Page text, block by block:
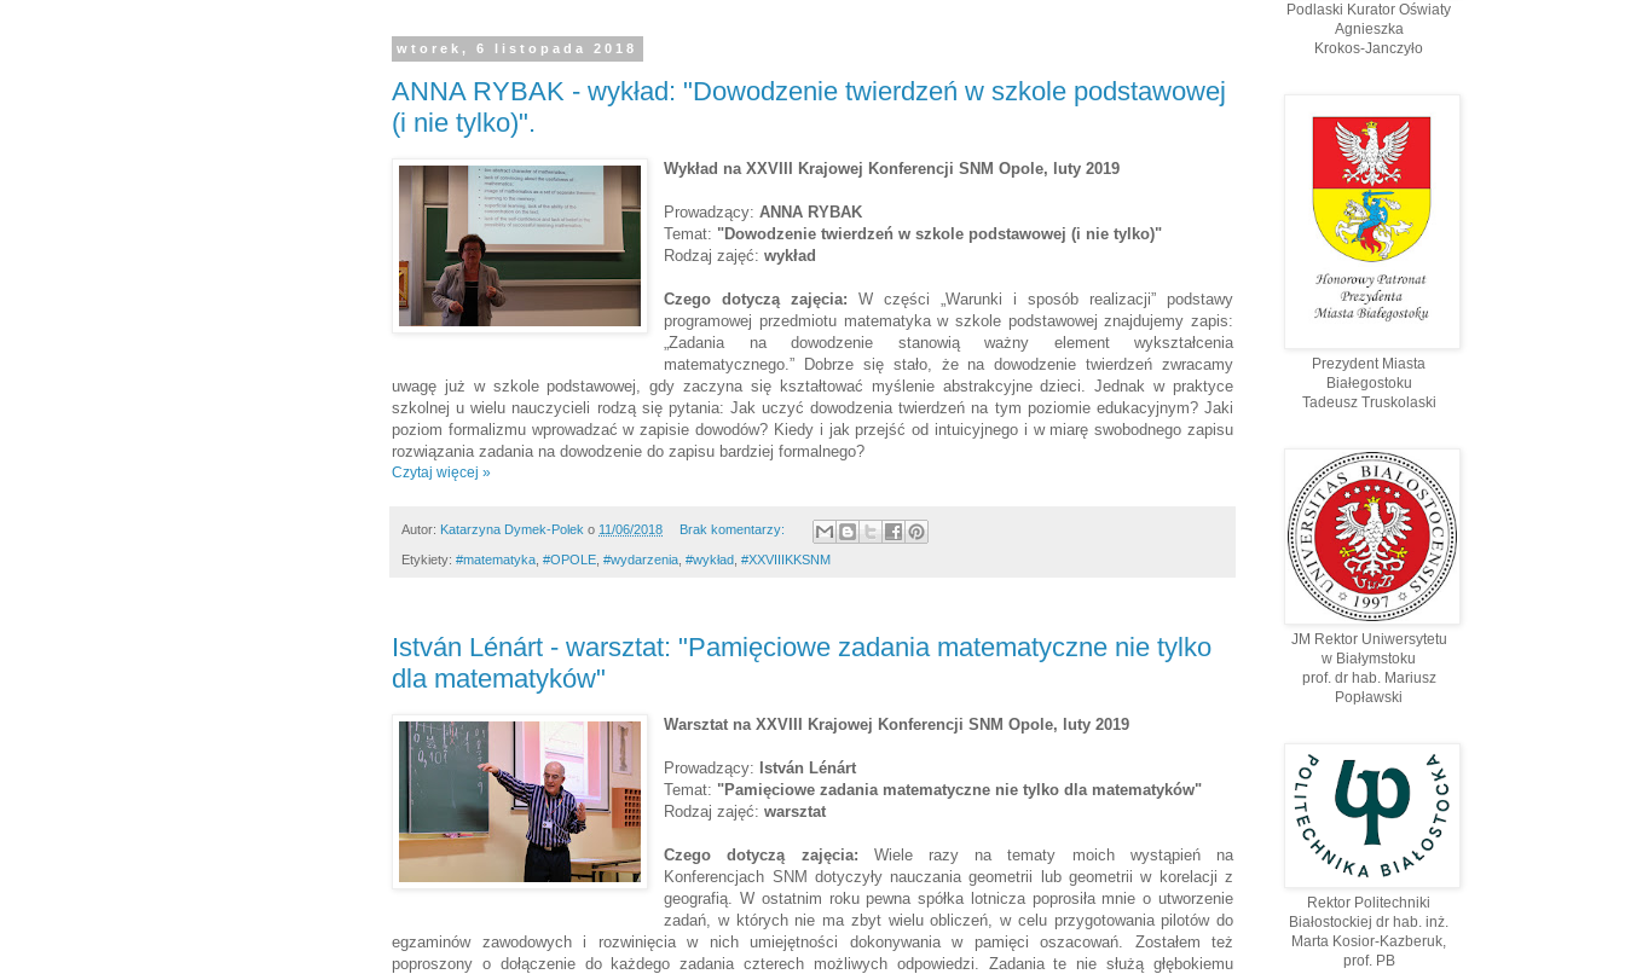
wtorek, 6 listopada 2018
ANNA RYBAK - wykład: "Dowodzenie twierdzeń w szkole podstawowej
(i nie tylko)".
Wykład na XXVIII Krajowej Konferencji SNM Opole, luty 2019
Prowadzący:ANNA RYBAK
Temat: "Dowodzenie twierdzeń w szkole podstawowej (i nie tylko)"
Rodzaj zajęć:wykład
Czego dotyczą zajęcia:W części „Warunki i sposób realizacji” podstawy
programowej przedmiotu matematyka w szkole podstawowej znajdujemy zapis:
„Zadania na dowodzenie stanowią ważny element wykształcenia
matematycznego.” Dobrze się stało, że na dowodzenie twierdzeń zwracamy
uwagę już w szkole podstawowej, gdy zaczyna się kształtować myślenie abstrakcyjne dzieci. Jednak w praktyce
szkolnej u wielu nauczycieli rodzą się pytania: Jak uczyć dowodzenia twierdzeń na tym poziomie edukacyjnym? Jaki
poziom formalizmu wprowadzać w zapisie dowodów? Kiedy i jak przejść od intuicyjnego i w miarę swobodnego zapisu
rozwiązania zadania na dowodzenie do zapisu bardziej formalnego?
Czytaj więcej »
Autor: Katarzyna Dymek-Polek o 11/06/2018 Brak komentarzy:
Etykiety: #‎matematyka‬ #OPOLE #wydarzenia #wykład #XXVIIIKKSNM
István Lénárt - warsztat: "Pamięciowe zadania matematyczne nie tylko
dla matematyków"
Warsztat na XXVIII Krajowej Konferencji SNM Opole, luty 2019
Prowadzący: István Lénárt
Temat: "Pamięciowe zadania matematyczne nie tylko dla matematyków"
Rodzaj zajęć:warsztat
Czego dotyczą zajęcia: Wiele razy na tematy moich wystąpień na
Konferencjach SNM dotyczyły nauczania geometrii lub geometrii w korelacji z
geografią. W ostatnim roku pewna spółka lotnicza poprosiła mnie o utworzenie
zadań, w których nie ma zbyt wielu obliczeń, w celu przygotowania pilotów do
egzaminów zawodowych i rozwinięcia w nich umiejętności dokonywania w pamięci oszacowań. Zostałem też
poproszony o dołączenie do każdego zadania czterech możliwych odpowiedzi. Zadania te nie służą głębokiemu
Podlaski Kurator Oświaty
Agnieszka
Krokos-Janczyło
Prezydent Miasta
Białegostoku
Tadeusz Truskolaski
JM Rektor Uniwersytetu
w Białymstoku
prof. dr hab. Mariusz
Popławski
Rektor Politechniki
Białostockiej dr hab. inż.
Marta Kosior-Kazberuk,
prof. PВ